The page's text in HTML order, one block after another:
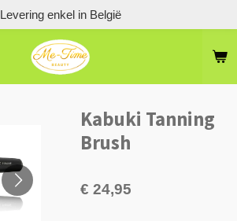
Levering enkel in België
Kabuki Tanning
Brush
€ 24,95